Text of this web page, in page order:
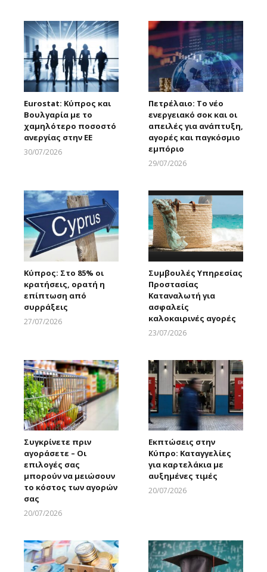
Eurostat: Κύπρος και
Βουλγαρία με το
χαμηλότερο ποσοστό
ανεργίας στην ΕΕ
30/07/2026
Πετρέλαιο: Το νέο
ενεργειακό σοκ και οι
απειλές για ανάπτυξη,
αγορές και παγκόσμιο
εμπόριο
29/07/2026
Κύπρος: Στο 85% οι
κρατήσεις, ορατή η
επίπτωση από
συρράξεις
27/07/2026
Συμβουλές Υπηρεσίας
Προστασίας
Καταναλωτή για
ασφαλείς
καλοκαιρινές αγορές
23/07/2026
Συγκρίνετε πριν
αγοράσετε – Οι
επιλογές σας
μπορούν να μειώσουν
το κόστος των αγορών
σας
20/07/2026
Εκπτώσεις στην
Κύπρο: Καταγγελίες
για καρτελάκια με
αυξημένες τιμές
20/07/2026